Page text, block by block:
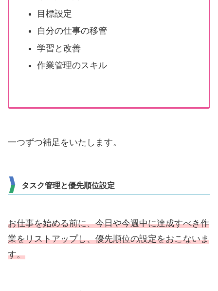
目標設定
自分の仕事の移管
学習と改善
作業管理のスキル
一つずつ補足をいたします。
タスク管理と優先順位設定
お仕事を始める前に、今日や今週中に達成すべき作
業をリストアップし、優先順位の設定をおこないま
す。